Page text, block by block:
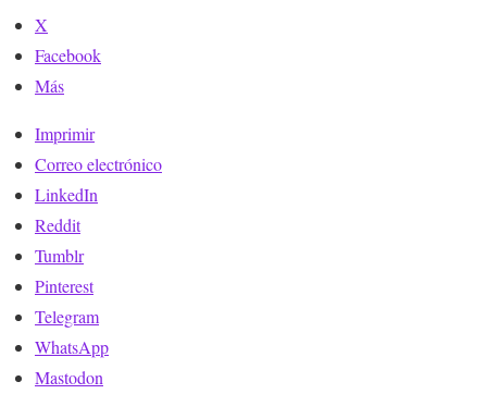
X
Facebook
Más
Imprimir
Correo electrónico
LinkedIn
Reddit
Tumblr
Pinterest
Telegram
WhatsApp
Mastodon